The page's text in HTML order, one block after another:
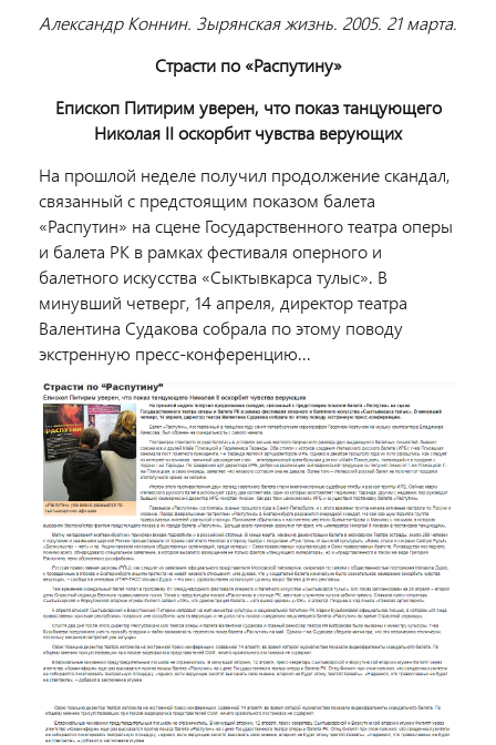
Александр Коннин. Зырянская жизнь. 2005. 21 марта.
Страсти по «Распутину»
Епископ Питирим уверен, что показ танцующего
Николая II оскорбит чувства верующих
На прошлой неделе получил продолжение скандал,
связанный с предстоящим показом балета
«Распутин» на сцене Государственного театра оперы
и балета РК в рамках фестиваля оперного и
балетного искусства «Сыктывкарса тулыс». В
минувший четверг, 14 апреля, директор театра
Валентина Судакова собрала по этому поводу
экстренную пресс-конференцию...